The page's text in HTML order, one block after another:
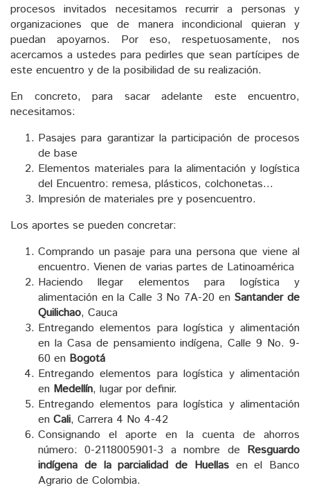
procesos invitados necesitamos recurrir a personas y
organizaciones que de manera incondicional quieran y
puedan apoyarnos. Por eso, respetuosamente, nos
acercamos a ustedes para pedirles que sean partícipes de
este encuentro y de la posibilidad de su realización.
En concreto, para sacar adelante este encuentro,
necesitamos:
Pasajes para garantizar la participación de procesos
de base
Elementos materiales para la alimentación y logística
del Encuentro: remesa, plásticos, colchonetas…
Impresión de materiales pre y posencuentro.
Los aportes se pueden concretar:
Comprando un pasaje para una persona que viene al
encuentro. Vienen de varias partes de Latinoamérica
Haciendo llegar elementos para logística y
alimentación en la Calle 3 No 7A-20 en Santander de
Quilichao, Cauca
Entregando elementos para logística y alimentación
en la Casa de pensamiento indígena, Calle 9 No. 9-
60 en Bogotá
Entregando elementos para logística y alimentación
en Medellín, lugar por definir.
Entregando elementos para logística y alimentación
en Cali, Carrera 4 No 4-42
Consignando el aporte en la cuenta de ahorros
número: 0-2118005901-3 a nombre de Resguardo
indígena de la parcialidad de Huellasen el Banco
Agrario de Colombia.